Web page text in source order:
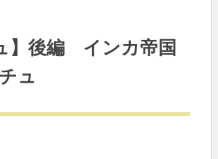
】後編 インカ帝国
ュ